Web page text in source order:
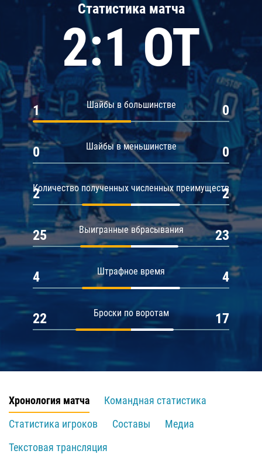
Статистика матча
2:1 ОТ
Шайбы в большинстве
1 0
Шайбы в меньшинстве
0 0
Количество полученных численных преимуществ
2 2
Выигранные вбрасывания
25 23
Штрафное время
4 4
Броски по воротам
22 17
Хронология матча
Командная статистика
Статистика игроков
Составы
Медиа
Текстовая трансляция